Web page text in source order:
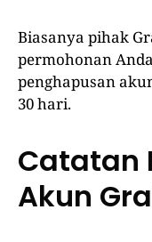
Biasanya pihak
permohonan
penghapusan
30 hari.
Catatan
Akun